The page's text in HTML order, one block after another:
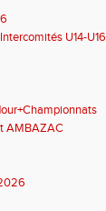
U14-U16
AMBAZAC